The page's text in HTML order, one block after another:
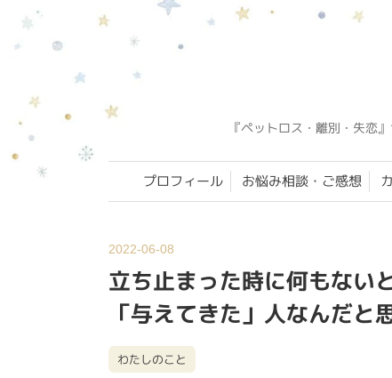
『ペットロス・離別・失恋
プロフィール お悩み相談・ご感想
2022-06-08
立ち止まった時に何もない
「与えてきた」人なんだと
わたしのこと